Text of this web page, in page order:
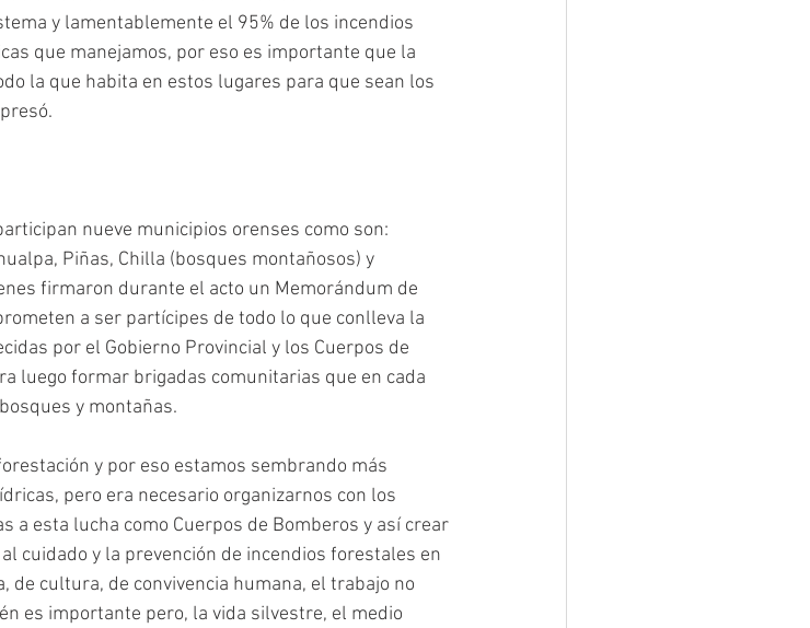
y lamentablemente el 95% de los incendios
que manejamos, por eso es importante que la
la que habita en estos lugares para que sean los
nueve municipios orenses como son:
Piñas, Chilla (bosques montañosos) y
firmaron durante el acto un Memorándum de
a ser partícipes de todo lo que conlleva la
por el Gobierno Provincial y los Cuerpos de
luego formar brigadas comunitarias que en cada
y montañas.
y por eso estamos sembrando más
pero era necesario organizarnos con los
a esta lucha como Cuerpos de Bomberos y así crear
cuidado y la prevención de incendios forestales en
de cultura, de convivencia humana, el trabajo no
es importante pero, la vida silvestre, el medio